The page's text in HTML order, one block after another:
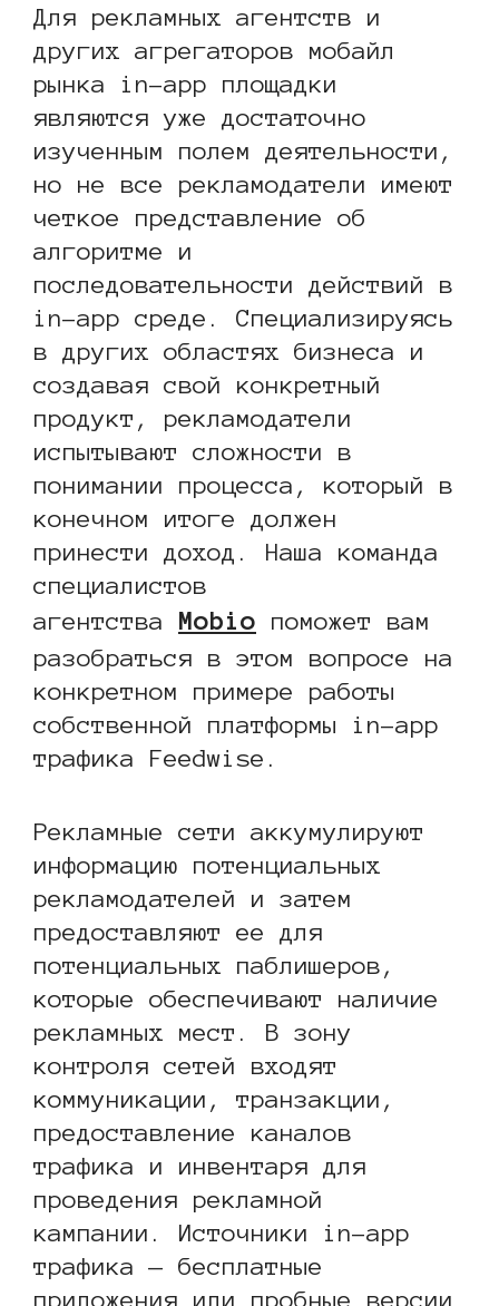
Для рекламных агентств и
других агрегаторов мобайл
рынка in-app площадки
являются уже достаточно
изученным полем деятельности,
но не все рекламодатели имеют
четкое представление об
алгоритме и
последовательности действий в
in-app среде. Специализируясь
в других областях бизнеса и
создавая свой конкретный
продукт, рекламодатели
испытывают сложности в
понимании процесса, который в
конечном итоге должен
принести доход. Наша команда
специалистов
агентства Mobio поможет вам
разобраться в этом вопросе на
конкретном примере работы
собственной платформы in-app
трафика Feedwise.
Рекламные сети аккумулируют
информацию потенциальных
рекламодателей и затем
предоставляют ее для
потенциальных паблишеров,
которые обеспечивают наличие
рекламных мест. В зону
контроля сетей входят
коммуникации, транзакции,
предоставление каналов
трафика и инвентаря для
проведения рекламной
кампании. Источники in-app
трафика — бесплатные
приложения или пробные версии